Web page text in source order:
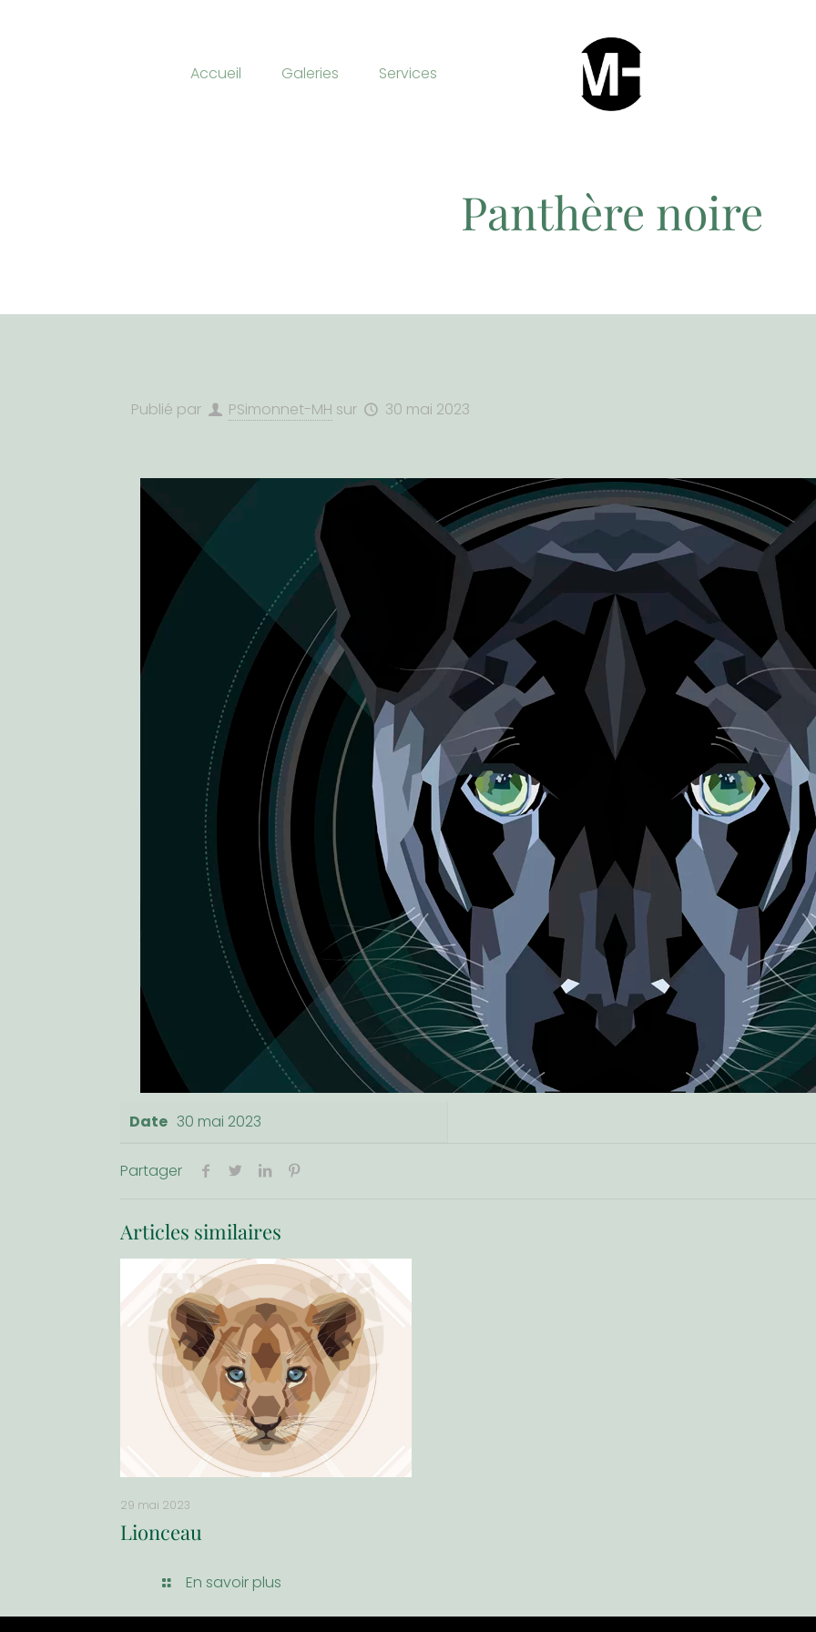
Accueil Galeries Services
Panthère noire
Publié par PSimonnet-MH sur 30 mai 2023
Date 30 mai 2023
Partager
Articles similaires
29 mai 2023
Lionceau
En savoir plus